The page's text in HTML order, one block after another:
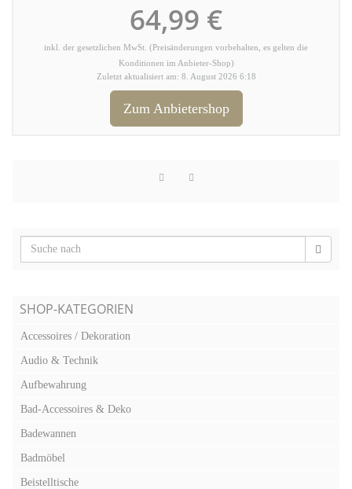
64,99 €
inkl. der gesetzlichen MwSt. (Preisänderungen vorbehalten, es gelten die
Konditionen im Anbieter-Shop)
Zuletzt aktualisiert am: 8. August 2026 6:18
Zum Anbietershop
SHOP-KATEGORIEN
Accessoires / Dekoration
Audio & Technik
Aufbewahrung
Bad-Accessoires & Deko
Badewannen
Badmöbel
Beistelltische